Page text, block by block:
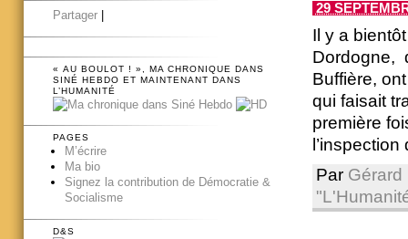
29
Il y a
Dordogne,
Buffière,
qui faisait
première
l’inspection
Par Gérard
Partager
« AU BOULOT ! », MA CHRONIQUE DANS
SINÉ HEBDO ET MAINTENANT DANS
L’HUMANITÉ
PAGES
M’écrire
Ma bio
Signez la contribution de Démocratie &
Socialisme
D&S